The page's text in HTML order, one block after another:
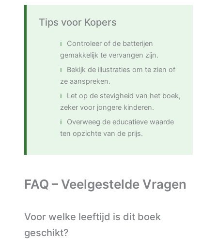
Tips voor Kopers
Controleer of de batterijen
gemakkelijk te vervangen zijn.
Bekijk de illustraties om te zien of
ze aanspreken.
Let op de stevigheid van het boek,
zeker voor jongere kinderen.
Overweeg de educatieve waarde
ten opzichte van de prijs.
FAQ – Veelgestelde Vragen
Voor welke leeftijd is dit boek
geschikt?